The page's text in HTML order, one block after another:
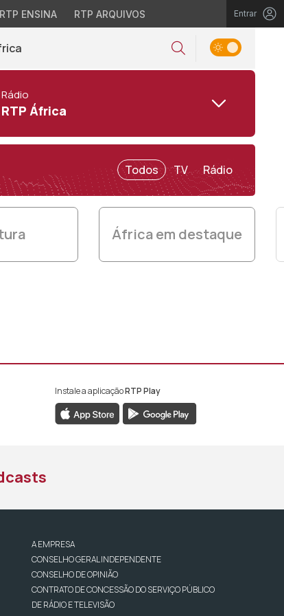
RTP ENSINA RTP ARQUIVOS Entrar
Rádio
RTP África
Todos TV Rádio
África em destaque
da RTP África
da RTP África
da RTP África
Instale a aplicaçãoRTP Play
A EMPRESA
CONSELHO GERAL INDEPENDENTE
CONSELHO DE OPINIÃO
CONTRATO DE CONCESSÃO DO SERVIÇO PÚBLICO
DE RÁDIO E TELEVISÃO